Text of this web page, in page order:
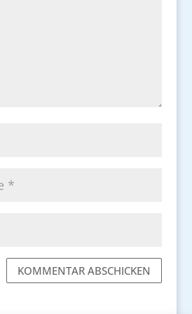
KOMMENTAR ABSCHICKEN